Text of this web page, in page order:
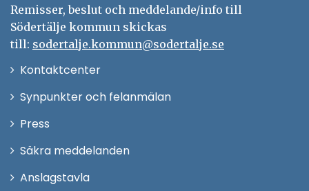
Remisser, beslut och meddelande/info till
Södertälje kommun skickas
till: sodertalje.kommun@sodertalje.se
KontaktcenterÖppna
Synpunkter och felanmälan
Press
fönster
Säkra meddelanden
Anslagstavla